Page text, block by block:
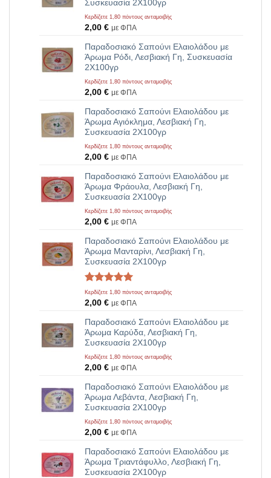
Συσκευασία 2Χ100γρ
Κερδίζετε 1,80 πόντους ανταμοιβής
2,00 € με ΦΠΑ
Παραδοσιακό Σαπούνι Ελαιολάδου με
Άρωμα Ρόδι, Λεσβιακή Γη, Συσκευασία
2Χ100γρ
Κερδίζετε 1,80 πόντους ανταμοιβής
2,00 € με ΦΠΑ
Παραδοσιακό Σαπούνι Ελαιολάδου με
Άρωμα Αγιόκλημα, Λεσβιακή Γη,
Συσκευασία 2Χ100γρ
Κερδίζετε 1,80 πόντους ανταμοιβής
2,00 € με ΦΠΑ
Παραδοσιακό Σαπούνι Ελαιολάδου με
Άρωμα Φράουλα, Λεσβιακή Γη,
Συσκευασία 2Χ100γρ
Κερδίζετε 1,80 πόντους ανταμοιβής
2,00 € με ΦΠΑ
Παραδοσιακό Σαπούνι Ελαιολάδου με
Άρωμα Μανταρίνι, Λεσβιακή Γη,
Συσκευασία 2Χ100γρ
Βαθμολογήθηκε
με5.00
βάση
1
βαθμολογία
πελάτη
Κερδίζετε 1,80 πόντους ανταμοιβής
2,00 € με ΦΠΑ
Παραδοσιακό Σαπούνι Ελαιολάδου με
Άρωμα Καρύδα, Λεσβιακή Γη,
Συσκευασία 2Χ100γρ
Κερδίζετε 1,80 πόντους ανταμοιβής
2,00 € με ΦΠΑ
Παραδοσιακό Σαπούνι Ελαιολάδου με
Άρωμα Λεβάντα, Λεσβιακή Γη,
Συσκευασία 2Χ100γρ
Κερδίζετε 1,80 πόντους ανταμοιβής
2,00 € με ΦΠΑ
Παραδοσιακό Σαπούνι Ελαιολάδου με
Άρωμα Τριαντάφυλλο, Λεσβιακή Γη,
Συσκευασία 2Χ100γρ